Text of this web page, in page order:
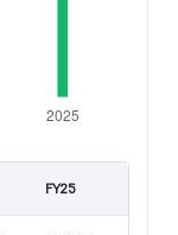
FY25